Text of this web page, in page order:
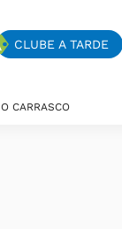
CLUBE A TARDE
O CARRASCO